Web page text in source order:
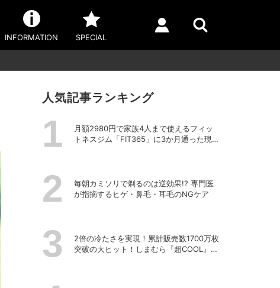
INFORMATION SPECIAL
人気記事ランキング
月額2980円で家族4人まで使えるフィッ
トネスジム「FIT365」に3か月通った現在
毎朝カミソリで剃るのは逆効果!? 専門医
が指摘するヒゲ・鼻毛・耳毛のNGケア
2倍の冷たさを実現！累計販売数1700万枚
突破の大ヒット！しまむら『超COOL』シ